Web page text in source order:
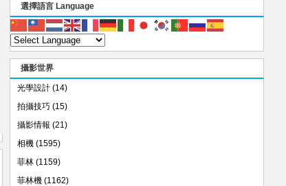
選擇語言 Language
攝影世界
光學設計 (14)
拍攝技巧 (15)
攝影情報 (21)
相機 (1595)
菲林 (1159)
菲林機 (1162)